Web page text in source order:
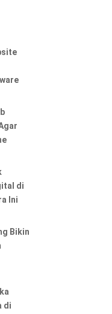
di
Ini
Bikin
di